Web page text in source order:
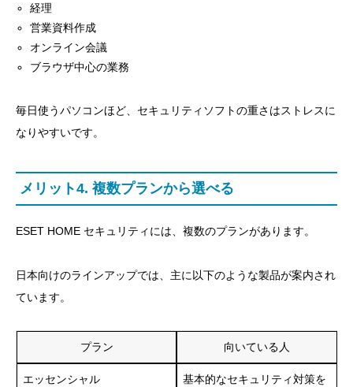
経理
営業資料作成
オンライン会議
ブラウザ中心の業務
毎日使うパソコンほど、セキュリティソフトの重さはストレスに
なりやすいです。
メリット4. 複数プランから選べる
ESET HOME セキュリティには、複数のプランがあります。
日本向けのラインアップでは、主に以下のような製品が案内され
ています。
プラン 向いている人
エッセンシャル
基本的なセキュリティ対策を